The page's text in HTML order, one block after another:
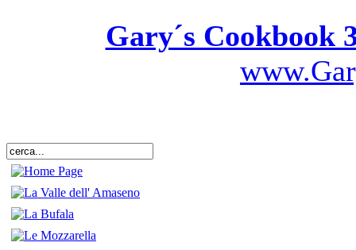
Gary´s Cookbook